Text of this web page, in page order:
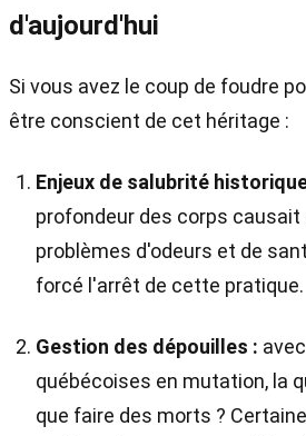
d'aujourd'hui
Si vous avez le coup de foudre
être conscient de cet héritage :
Enjeux de salubrité
profondeur des corps causait
problèmes d'odeurs et de
forcé l'arrêt de cette pratique.
Gestion des dépouilles :
québécoises en mutation, la
que faire des morts ?